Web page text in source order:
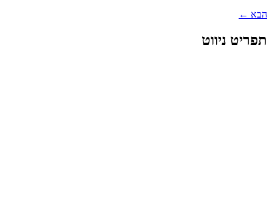
הבא ←
תפריט ניווט